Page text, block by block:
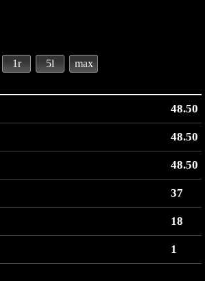
1r 5l max
48.50
48.50
48.50
37
18
1